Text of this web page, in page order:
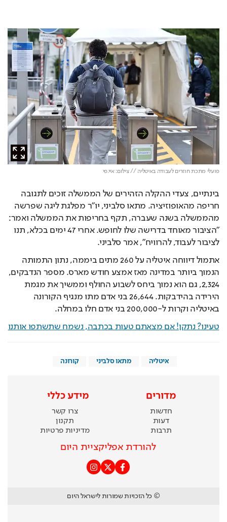
פועלי מתכת חוזרים לעבודה באיטליה // צילום: איי.פי
בינתיים, צעדי ההקלה הזהירים של הממשלה זוכים לתגובה
חריפה מהאופוזיציה. מתאו סלביני, יו"ר מפלגת ליגה שפרשה
מהממשלה בשנה שעברה, תקף בחריפות את הממשלה ואמר:
"הציבור מאוחד בדרישה שלו לחופש. אחרי 47 ימים בכלא, תנו
לציבור לעבוד, להרוויח", אמר סלביני.
אתמול דיווחה איטליה על 260 מתים ביממה, נתון התמותה
הנמוך ביותר במדינה מאז אמצע חודש מארס. מספר הנדבקים,
2,324, גם הוא נמוך ביחס לשבוע החולף וממשיך את מגמת
הירידה בהידבקות. 26,644 בני אדם מתו מנגיף הקורונה
באיטליה וקרות ל-200,000 בני אדם חלו במחלה.
טעינו? נתקן! אם מצאתם טעות בכתבה, נשמח שתשתפו אותנו
איטליה מתאו סלביני קורונה
מדורים
חדשות
דעות
תרבות
מידע כללי
צרו קשר
תקנון
מדיניות פרטיות
להורדת אפליקציית היום
© כל הזכויות שמורות לישראל היום